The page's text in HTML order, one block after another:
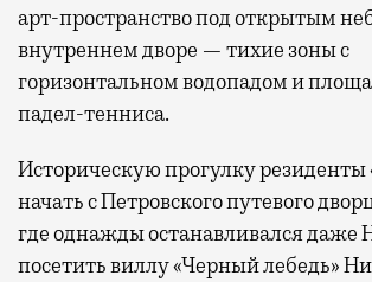
арт-пространство под открытым
внутреннем дворе — тихие зоны с
горизонтальном водопадом и
падел-тенниса.
Историческую прогулку резиденты
начать с Петровского путевого
гдеоднажды останавливался даже
посетить виллу «Черный лебедь»